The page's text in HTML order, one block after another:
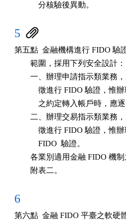
            分核驗後異動。
5
第五點  金融機構進行 FIDO 驗
        範圍，採用下列安全設計：
一、辦理申請指示類業
徵進行 FIDO 驗證，
之約定轉入帳戶時，
二、辦理交易指示類業
徵進行 FIDO 驗證，
            FIDO  驗證。
各業別適用金融 FIDO
        附表二。
6
第六點  金融 FIDO 平臺之軟硬